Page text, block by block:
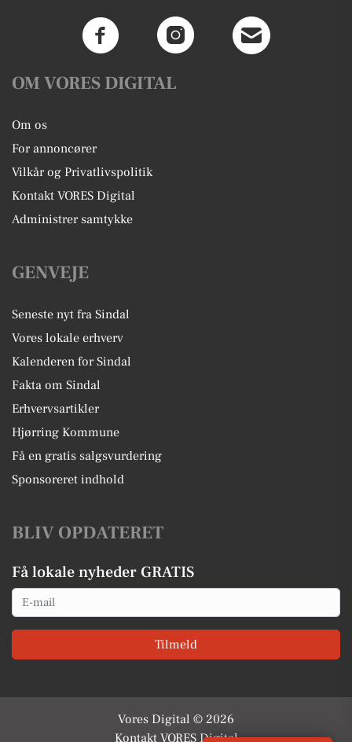
OM VORES DIGITAL
Om os
For annoncører
Vilkår og Privatlivspolitik
Kontakt VORES Digital
Administrer samtykke
GENVEJE
Seneste nyt fra Sindal
Vores lokale erhverv
Kalenderen for Sindal
Fakta om Sindal
Erhvervsartikler
Hjørring Kommune
Få en gratis salgsvurdering
Sponsoreret indhold
BLIV OPDATERET
Få lokale nyheder GRATIS
Email
Tilmeld
Vores Digital © 2026
Kontakt VORES Digital